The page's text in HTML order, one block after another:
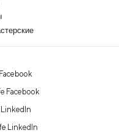
Facebook
LinkedIn